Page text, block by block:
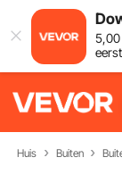
5,00
Huis Buiten